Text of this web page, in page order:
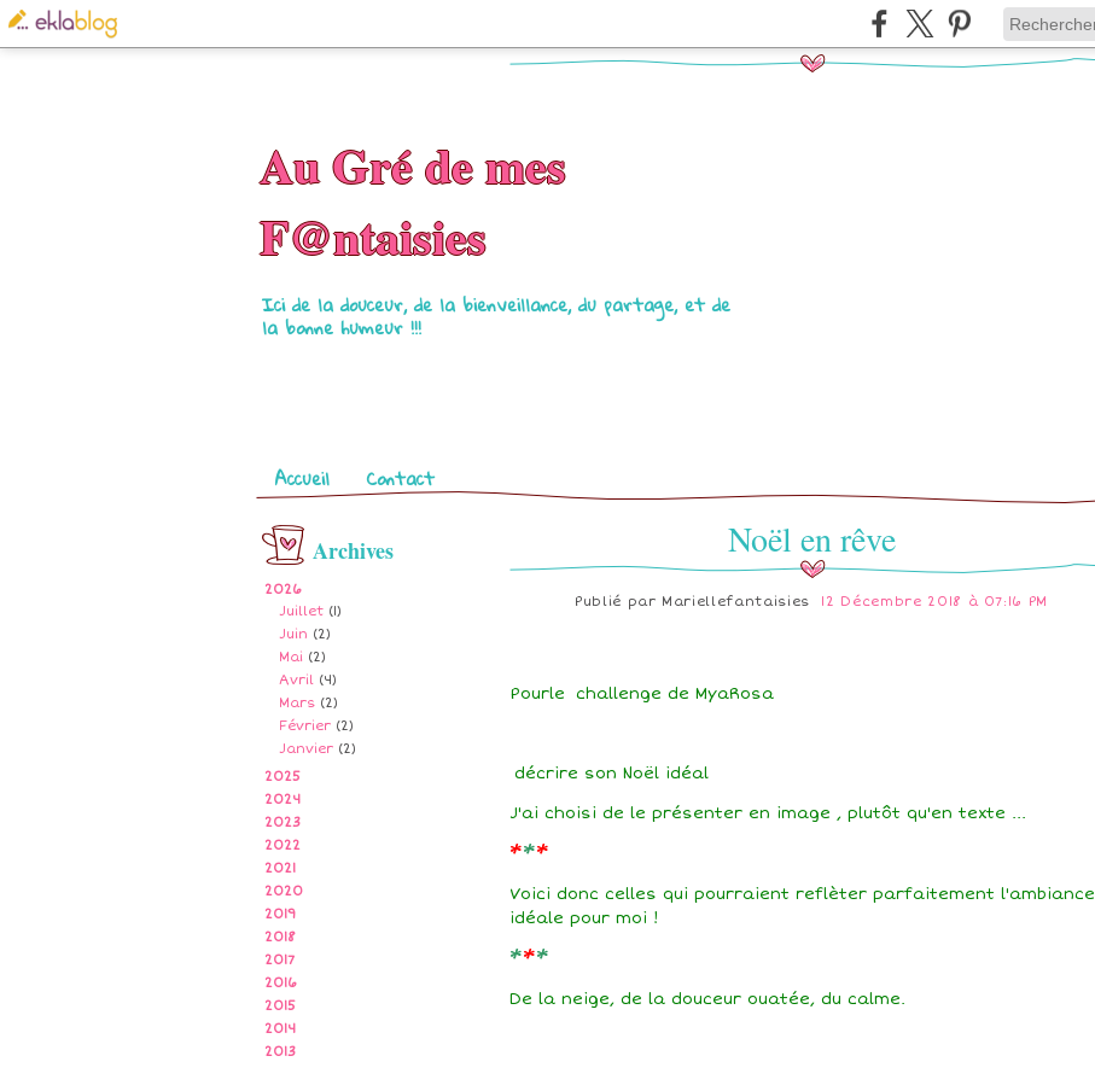
Au Gré de mes
F@ntaisies
Ici de la douceur, de la bienveillance, du partage, et de
la bonne humeur !!!
Pages
Accueil Contact
Archives
2026
Juillet (1)
Juin (2)
Mai (2)
Avril (4)
Mars (2)
Février (2)
Janvier (2)
2025
2024
2023
2022
2021
2020
2019
2018
2017
2016
2015
2014
2013
Noël en rêve
Publié par Mariellefantaisies 12 Décembre 2018 à 07:16 PM
Pourle challenge de MyaRosa
décrire son Noël idéal
J'ai choisi de le présenter en image , plutôt qu'en texte ...
***
Voici donc celles qui pourraient reflèter parfaitement l'ambiance
idéale pour moi !
***
De la neige, de la douceur ouatée, du calme.